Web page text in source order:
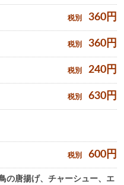
税別 360 円
税別 360 円
税別 240 円
税別 630 円
税別 600 円
の唐揚げ、チャーシュー、エ